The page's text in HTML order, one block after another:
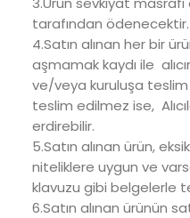
tarafından ödenecektir.
4.Satın alınan her bir
aşmamak kaydı ile
ve/veya kuruluşa teslim
teslim edilmez ise,
erdirebilir.
5.Satın alınan ürün,
niteliklere uygun ve
klavuzu gibi belgelerle
6.Satın alınan ürünün